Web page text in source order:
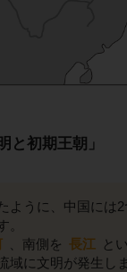
と初期王朝」
ように、中国には
。
、南側を 長江 と
域に文明が発生しま